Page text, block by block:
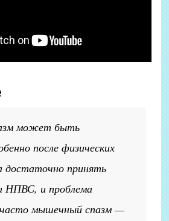
может быть
после физических
достаточно принять
НПВС, и проблема
мышечный спазм —